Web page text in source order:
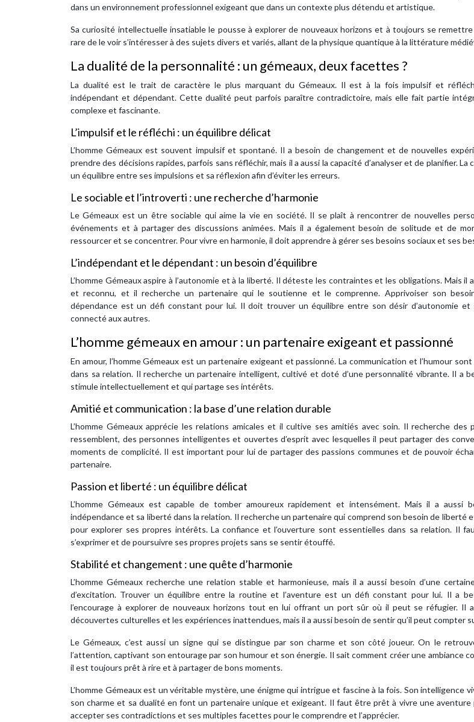
dans un environnement professionnel exigeant que dans un contexte plus détendu et artistique.
Sa curiosité intellectuelle insatiable le pousse à explorer de nouveaux horizons et à toujours se remettre
rare de le voir s’intéresser à des sujets divers et variés, allant de la physique quantique à la littérature
La dualité de la personnalité : un gémeaux, deux facettes ?
La dualité est le trait de caractère le plus marquant du Gémeaux. Il est à la fois impulsif et
indépendant et dépendant. Cette dualité peut parfois paraître contradictoire, mais elle fait partie
complexe et fascinante.
L’impulsif et le réfléchi : un équilibre délicat
L’homme Gémeaux est souvent impulsif et spontané. Il a besoin de changement et de nouvelles
prendre des décisions rapides, parfois sans réfléchir, mais il a aussi la capacité d’analyser et de planifier.
un équilibre entre ses impulsions et sa réflexion afin d’éviter les erreurs.
Le sociable et l’introverti : une recherche d’harmonie
Le Gémeaux est un être sociable qui aime la vie en société. Il se plaît à rencontrer de nouvelles
événements et à partager des discussions animées. Mais il a également besoin de solitude et de
ressourcer et se concentrer. Pour vivre en harmonie, il doit apprendre à gérer ses besoins sociaux et ses
L’indépendant et le dépendant : un besoin d’équilibre
L’homme Gémeaux aspire à l’autonomie et à la liberté. Il déteste les contraintes et les obligations. Mais il
et reconnu, et il recherche un partenaire qui le soutienne et le comprenne. Apprivoiser son
dépendance est un défi constant pour lui. Il doit trouver un équilibre entre son désir d’autonomie
connecté aux autres.
L’homme gémeaux en amour : un partenaire exigeant et passionné
En amour, l’homme Gémeaux est un partenaire exigeant et passionné. La communication et l’humour
dans sa relation. Il recherche un partenaire intelligent, cultivé et doté d’une personnalité vibrante. Il a
stimule intellectuellement et qui partage ses intérêts.
Amitié et communication : la base d’une relation durable
L’homme Gémeaux apprécie les relations amicales et il cultive ses amitiés avec soin. Il recherche des
ressemblent, des personnes intelligentes et ouvertes d’esprit avec lesquelles il peut partager des
moments de complicité. Il est important pour lui de partager des passions communes et de pouvoir
partenaire.
Passion et liberté : un équilibre délicat
L’homme Gémeaux est capable de tomber amoureux rapidement et intensément. Mais il a aussi
indépendance et sa liberté dans la relation. Il recherche un partenaire qui comprend son besoin de liberté
pour explorer ses propres intérêts. La confiance et l’ouverture sont essentielles dans sa relation. Il
s’exprimer et de poursuivre ses propres projets sans se sentir étouffé.
Stabilité et changement : une quête d’harmonie
L’homme Gémeaux recherche une relation stable et harmonieuse, mais il a aussi besoin d’une
d’excitation. Trouver un équilibre entre la routine et l’aventure est un défi constant pour lui. Il a
l’encourage à explorer de nouveaux horizons tout en lui offrant un port sûr où il peut se réfugier. Il
découvertes culturelles et les expériences inattendues, mais il a aussi besoin de sentir qu’il peut compter
Le Gémeaux, c’est aussi un signe qui se distingue par son charme et son côté joueur. On le
l’attention, captivant son entourage par son humour et son énergie. Il sait comment créer une ambiance
il est toujours prêt à rire et à partager de bons moments.
L’homme Gémeaux est un véritable mystère, une énigme qui intrigue et fascine à la fois. Son intelligence
son charme et sa dualité en font un partenaire unique et exigeant. Il faut être prêt à vivre une aventure
accepter ses contradictions et ses multiples facettes pour le comprendre et l’apprécier.